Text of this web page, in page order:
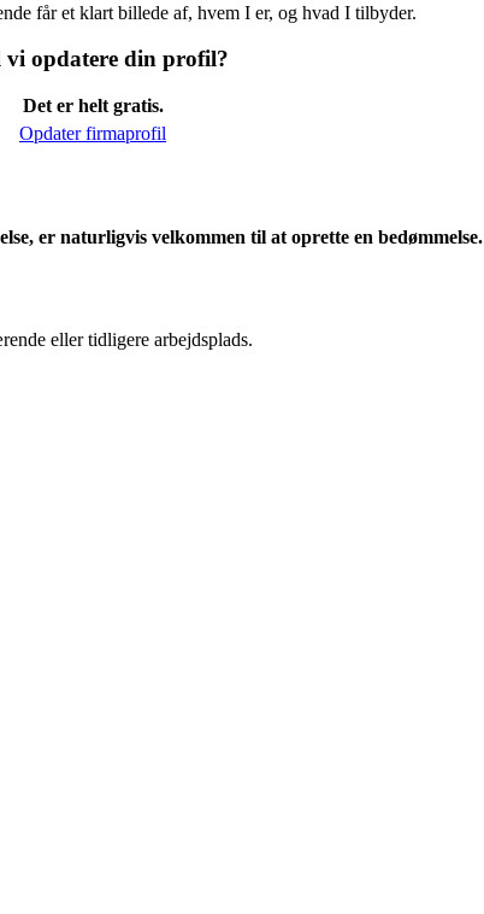
får et klart billede af, hvem I er, og hvad I tilbyder.
vi opdatere din profil?
Det er helt gratis.
Opdater firmaprofil
er naturligvis velkommen til at oprette en bedømmelse.
eller tidligere arbejdsplads.